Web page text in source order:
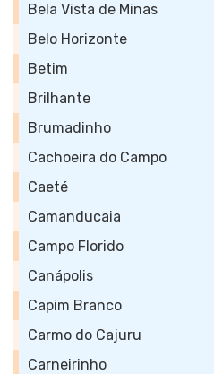
Bela Vista de Minas
Belo Horizonte
Betim
Brilhante
Brumadinho
Cachoeira do Campo
Caeté
Camanducaia
Campo Florido
Canápolis
Capim Branco
Carmo do Cajuru
Carneirinho